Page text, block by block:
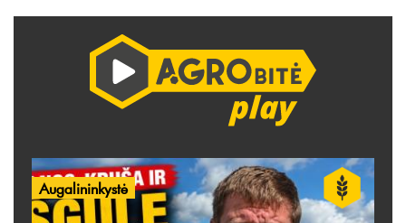
Augalininkystė